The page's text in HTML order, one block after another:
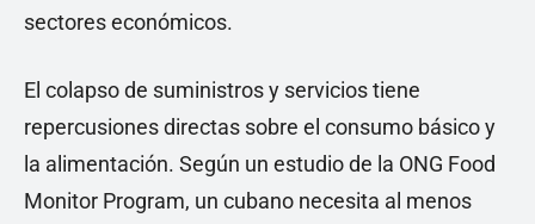
sectores económicos.
El colapso de suministros y servicios tiene
repercusiones directas sobre el consumo básico y
la alimentación. Según un estudio de la ONG Food
Monitor Program, un cubano necesita al menos